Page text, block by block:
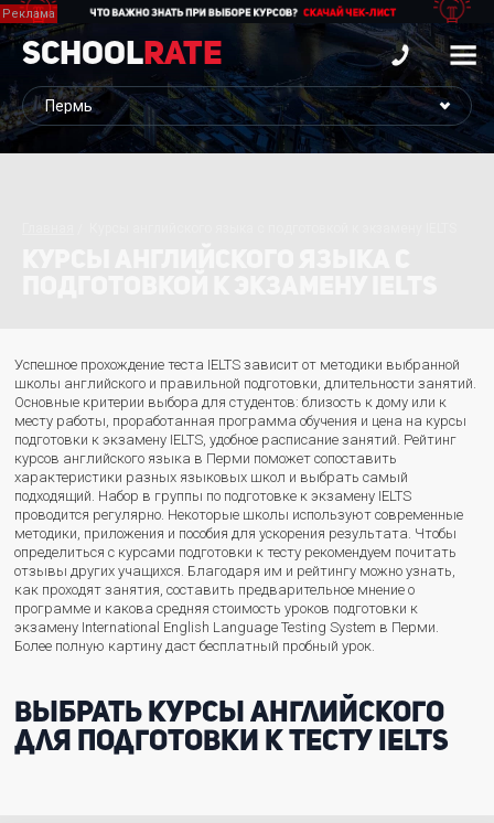
School Rate
Успешное прохождение теста IELTS зависит от методики выбранной
школы английского и правильной подготовки, длительности занятий.
Основные критерии выбора для студентов: близость к дому или к
месту работы, проработанная программа обучения и цена на курсы
подготовки к экзамену IELTS, удобное расписание занятий. Рейтинг
курсов английского языка в Перми поможет сопоставить
характеристики разных языковых школ и выбрать самый
подходящий. Набор в группы по подготовке к экзамену IELTS
проводится регулярно. Некоторые школы используют современные
методики, приложения и пособия для ускорения результата. Чтобы
определиться с курсами подготовки к тесту рекомендуем почитать
отзывы других учащихся. Благодаря им и рейтингу можно узнать,
как проходят занятия, составить предварительное мнение о
программе и какова средняя стоимость уроков подготовки к
экзамену International English Language Testing System в Перми.
Более полную картину даст бесплатный пробный урок.
Выбрать курсы английского
для подготовки к тесту IELTS